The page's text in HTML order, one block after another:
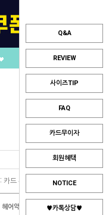
Q&A
REVIEW
사이즈TIP
FAQ
카드무이자
회원혜택
NOTICE
♥카톡상담♥
: 카드 부분무이자 안내
헤어악세사리